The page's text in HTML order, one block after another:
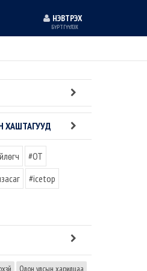
НЭВТРЭХ
БҮРТГҮҮЛЭХ
ХАШТАГУУД
#OT
#icetop
Олон улсын харилцаа